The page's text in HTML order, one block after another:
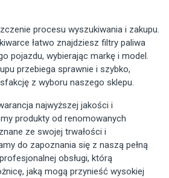
procesu wyszukiwania i zakupu.
łatwo znajdziesz filtry paliwa
pojazdu, wybierając markę i model.
przebiega sprawnie i szybko,
z wyboru naszego sklepu.
najwyższej jakości i
produkty od renomowanych
ze swojej trwałości i
do zapoznania się z naszą pełną
obsługi, którą
jaką mogą przynieść wysokiej